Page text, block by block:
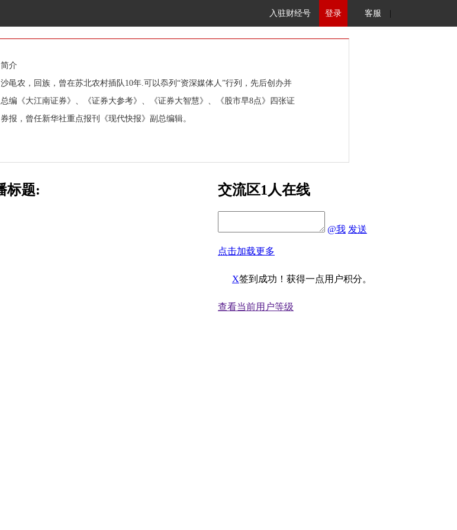
入驻财经号 登录 客服
简介
沙黾农，回族，曾在苏北农村插队10年.可以忝列“资深媒体人”行列，先后创办并
总编《大江南证券》、《证券大参考》、《证券大智慧》、《股市早8点》四张证
券报，曾任新华社重点报刊《现代快报》副总编辑。